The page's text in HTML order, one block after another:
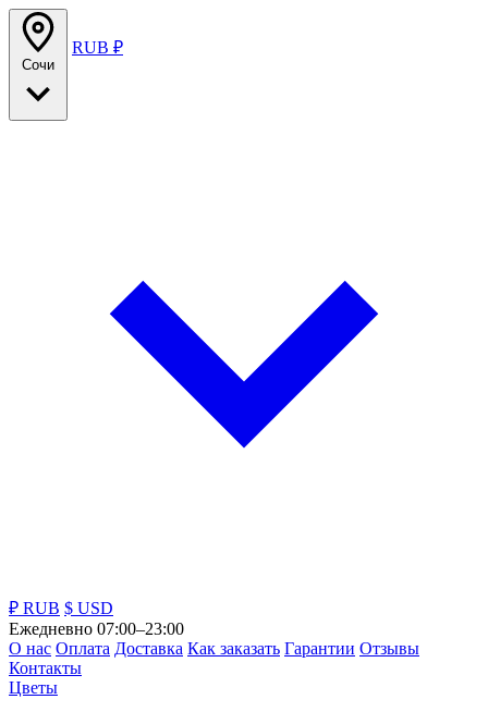
Сочи
RUB ₽
₽ RUB $ USD
Ежедневно 07:00–23:00
О нас Оплата Доставка Как заказать Гарантии Отзывы
Контакты
Цветы